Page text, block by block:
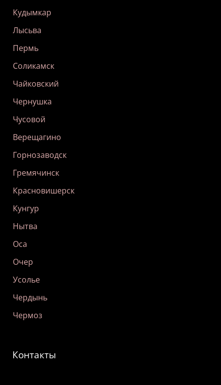
Кудымкар
Лысьва
Пермь
Соликамск
Чайковский
Чернушка
Чусовой
Верещагино
Горнозаводск
Гремячинск
Красновишерск
Кунгур
Нытва
Оса
Очер
Усолье
Чердынь
Чермоз
Контакты